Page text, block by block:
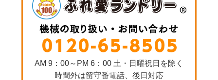
AM 9：00～PM 6：00 土・日曜祝日を除く
時間外は留守番電話、後日対応